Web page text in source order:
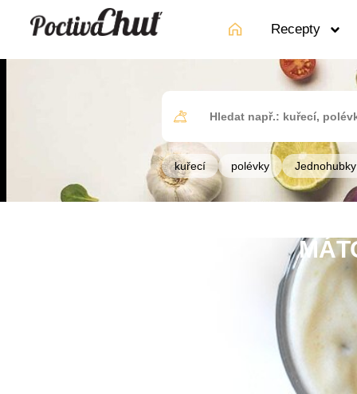
Recepty
kuřecí polévky Jednohubky